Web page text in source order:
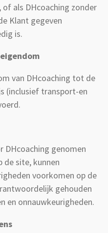
als DHcoaching zonder
Klant gegeven
is.
van DHcoaching tot de
(inclusief transport-en
DHcoaching genomen
site, kunnen
voorkomen op de
gehouden
en onnauwkeurigheden.